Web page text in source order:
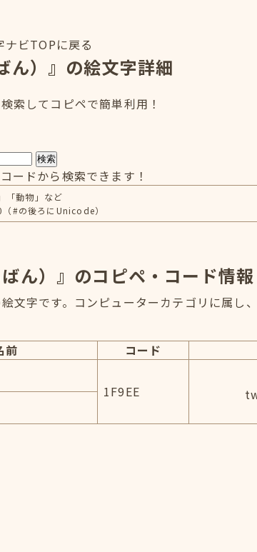
ビTOPに戻る
ん）』の絵文字詳細
索してコピペで簡単利用！
検索
ードから検索できます！
「動物」など
#の後ろにUnicode）
ばん）』のコピペ・コード情報
絵文字です。コンピューターカテゴリに属
前
コード
1F9EE